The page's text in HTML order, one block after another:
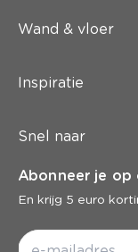
Wand & vloer
Inspiratie
Snel naar
Abonneer je op
En krijg 5 euro